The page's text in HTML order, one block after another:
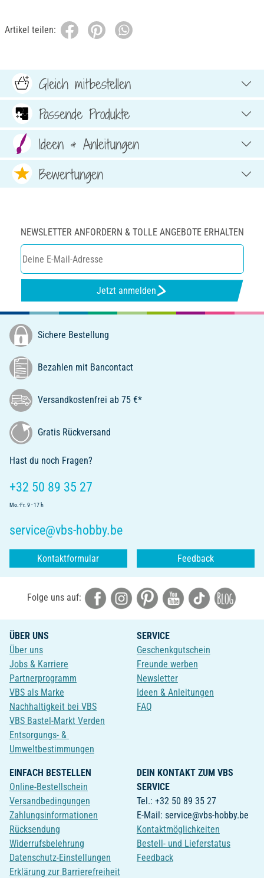
Artikel teilen:
Gleich mitbestellen
Passende Produkte
Ideen & Anleitungen
Bewertungen
NEWSLETTER ANFORDERN & TOLLE ANGEBOTE ERHALTEN
Jetzt anmelden
Sichere Bestellung
Bezahlen mit Bancontact
Versandkostenfrei ab 75 €*
Gratis Rückversand
Hast du noch Fragen?
+32 50 89 35 27
Mo.-Fr. 9 - 17 h
service@vbs-hobby.be
Kontaktformular Feedback
Folge uns auf:
ÜBER UNS
Über uns
Jobs & Karriere
Partnerprogramm
VBS als Marke
Nachhaltigkeit bei VBS
VBS Bastel-Markt Verden
Entsorgungs- &
Umweltbestimmungen
SERVICE
Geschenkgutschein
Freunde werben
Newsletter
Ideen & Anleitungen
FAQ
EINFACH BESTELLEN
Online-Bestellschein
Versandbedingungen
Zahlungsinformationen
Rücksendung
Widerrufsbelehrung
Datenschutz-Einstellungen
Erklärung zur Barrierefreiheit
DEIN KONTAKT ZUM VBS
SERVICE
Tel.: +32 50 89 35 27
E-Mail: service@vbs-hobby.be
Kontaktmöglichkeiten
Bestell- und Lieferstatus
Feedback